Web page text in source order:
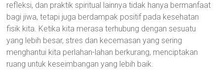
refleksi, dan praktik spiritual lainnya tidak hanya bermanfaat
bagi jiwa, tetapi juga berdampak positif pada kesehatan
fisik kita. Ketika kita merasa terhubung dengan sesuatu
yang lebih besar, stres dan kecemasan yang sering
menghantui kita perlahan-lahan berkurang, menciptakan
ruang untuk keseimbangan yang lebih baik.